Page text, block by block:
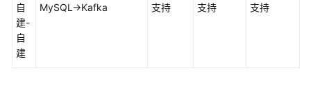
自
建-
自
建
MySQL->Kafka 支持 支持 支持